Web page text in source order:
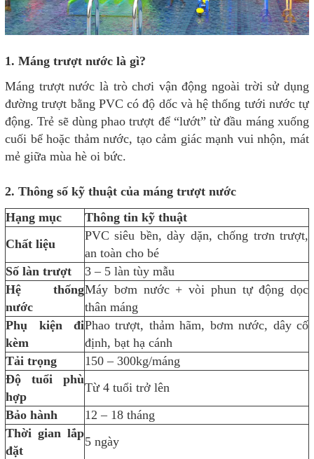
1. Máng trượt nước là gì?
Máng trượt nước là trò chơi vận động ngoài trời sử dụng
đường trượt bằng PVC có độ dốc và hệ thống tưới nước tự
động. Trẻ sẽ dùng phao trượt để “lướt” từ đầu máng xuống
cuối bể hoặc thảm nước, tạo cảm giác mạnh vui nhộn, mát
mẻ giữa mùa hè oi bức.
2. Thông số kỹ thuật của máng trượt nước
Hạng mục
Thông tin kỹ thuật
Chất liệu
PVC siêu bền, dày dặn, chống trơn trượt,
an toàn cho bé
Số làn trượt
3 – 5 làn tùy mẫu
Hệ thống
nước
Máy bơm nước + vòi phun tự động dọc
thân máng
Phụ kiện đi
kèm
Phao trượt, thảm hãm, bơm nước, dây cố
định, bạt hạ cánh
Tải trọng
150 – 300kg/máng
Độ tuổi phù
hợp
Từ 4 tuổi trở lên
Bảo hành
12 – 18 tháng
Thời gian lắp
đặt
5 ngày